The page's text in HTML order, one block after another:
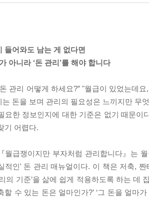
들어와도 남는 게 없다면
가 아니라 ‘돈 관리’를 해야 합니다
관리 어떻게 하세요?” "월급이 있었는데
는 돈을 보며 관리의 필요성은 느끼지만 무
요한 정보인지에 대한 기준은 없기 때문
기 어렵다.
월급쟁이지만 부자처럼 관리합니다』는
적인' 돈 관리 매뉴얼이다. 이 책은 저축,
의 기준’을 삶에 쉽게 적용하도록 하는 데
할 수 있는 돈은 얼마인가?’ ‘그 돈을 얼마